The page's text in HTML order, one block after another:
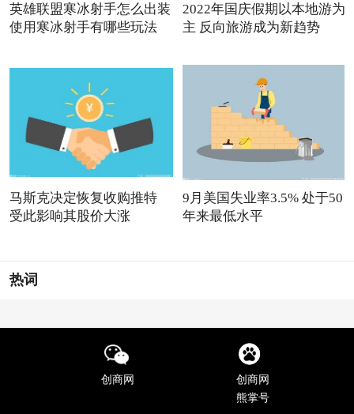
英雄联盟寒冰射手怎么出装
使用寒冰射手有哪些玩法
2022年国庆假期以本地游为
主 反向旅游成为新趋势
马斯克决定恢复收购推特
受此影响其股价大涨
9月美国失业率3.5% 处于50
年来最低水平
热词
创商网
创商网
熊掌号